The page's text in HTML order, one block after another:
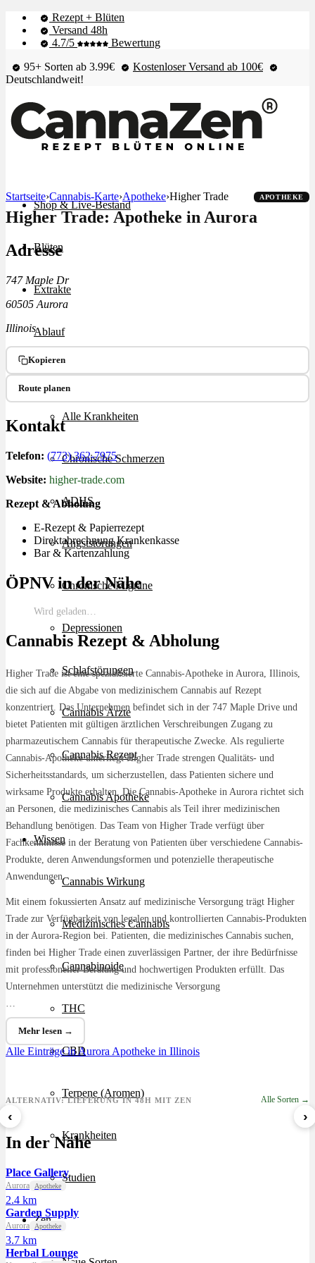
Rezept + Blüten
Versand 48h
4.7/5
Bewertung
95+ Sorten ab 3.99€
Kostenloser Versand ab 100€
Deutschlandweit!
Shop & Live-Bestand
Blüten
Extrakte
Ablauf
Therapien
Alle Krankheiten
Chronische Schmerzen
ADHS
Angststörungen
Chronische Migräne
Depressionen
Schlafstörungen
Cannabis Ärzte
Cannabis Rezept
Cannabis Apotheke
Wissen
Cannabis Wirkung
Medizinisches Cannabis
Cannabinoide
THC
CBD
Terpene (Aromen)
Krankheiten
Studien
Zen
Startseite›Cannabis-Karte›Apotheke›Higher Trade APOTHEKE
Higher Trade: Apotheke in Aurora
Adresse
747 Maple Dr
60505 Aurora
Illinois
Kopieren
Route planen
Kontakt
Telefon: (773) 362-7975
Website: higher-trade.com
Rezept & Abholung
E-Rezept & Papierrezept
Direktabrechnung Krankenkasse
Bar & Kartenzahlung
ÖPNV in der Nähe
Wird geladen…
Cannabis Rezept & Abholung
Higher Trade ist eine spezialisierte Cannabis-Apotheke in Aurora, Illinois,
die sich auf die Abgabe von medizinischem Cannabis auf Rezept
konzentriert. Das Unternehmen befindet sich in der 747 Maple Drive und
bietet Patienten mit gültigen ärztlichen Verschreibungen Zugang zu
pharmazeutischem Cannabis für therapeutische Zwecke. Als regulierte
Cannabis-Apotheke unterliegt Higher Trade strengen Qualitäts- und
Sicherheitsstandards, um sicherzustellen, dass Patienten sichere und
wirksame Produkte erhalten. Die Cannabis-Apotheke in Aurora richtet sich
an Personen, die medizinisches Cannabis als Teil ihrer medizinischen
Behandlung benötigen. Das Team von Higher Trade verfügt über
Fachkenntnisse in der Beratung von Patienten über verschiedene Cannabis-
Produkte, deren Anwendungsformen und potenzielle therapeutische
Anwendungen.
Mit einem fokussierten Ansatz auf medizinische Versorgung trägt Higher
Trade zur Verfügbarkeit von legalen und kontrollierten Cannabis-Produkten
in der Aurora-Region bei. Patienten, die medizinisches Cannabis suchen,
finden bei Higher Trade einen zuverlässigen Partner, der ihre Bedürfnisse
mit professioneller Beratung und hochwertigen Produkten erfüllt. Das
Unternehmen unterstützt die medizinische Versorgung
…
Mehr lesen →
Alle Einträge in Aurora Apotheke in Illinois
ALTERNATIV: LIEFERUNG IN 48H MIT ZEN Alle Sorten →
‹
Sour Mintz Haze
ab 5,99 €/g
›
In der Nähe
Place Gallery
Aurora Apotheke
2.4 km
Garden Supply
Aurora Apotheke
3.7 km
Herbal Lounge